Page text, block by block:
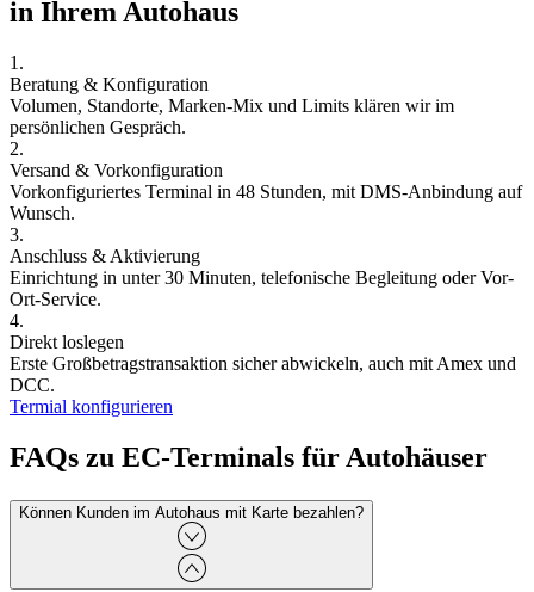
in Ihrem Autohaus
1.
Beratung & Konfiguration
Volumen, Standorte, Marken-Mix und Limits klären wir im
persönlichen Gespräch.
2.
Versand & Vorkonfiguration
Vorkonfiguriertes Terminal in 48 Stunden, mit DMS-Anbindung auf
Wunsch.
3.
Anschluss & Aktivierung
Einrichtung in unter 30 Minuten, telefonische Begleitung oder Vor-
Ort-Service.
4.
Direkt loslegen
Erste Großbetragstransaktion sicher abwickeln, auch mit Amex und
DCC.
Termial konfigurieren
FAQs zu EC-Terminals für Autohäuser
Können Kunden im Autohaus mit Karte bezahlen?